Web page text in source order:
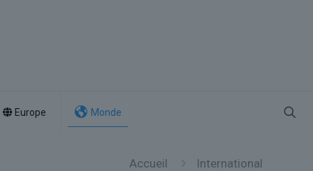
Europe Monde
Accueil International